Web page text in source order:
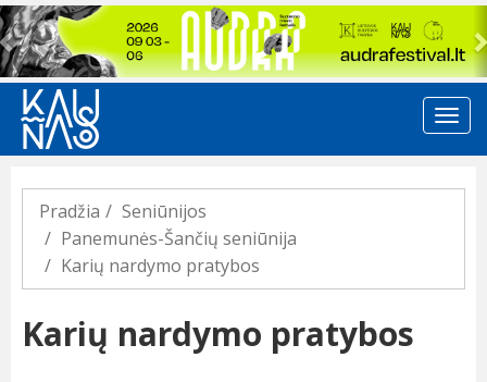
Previous
Pradžia
Seniūnijos
Panemunės-Šančių seniūnija
Karių nardymo pratybos
Karių nardymo pratybos